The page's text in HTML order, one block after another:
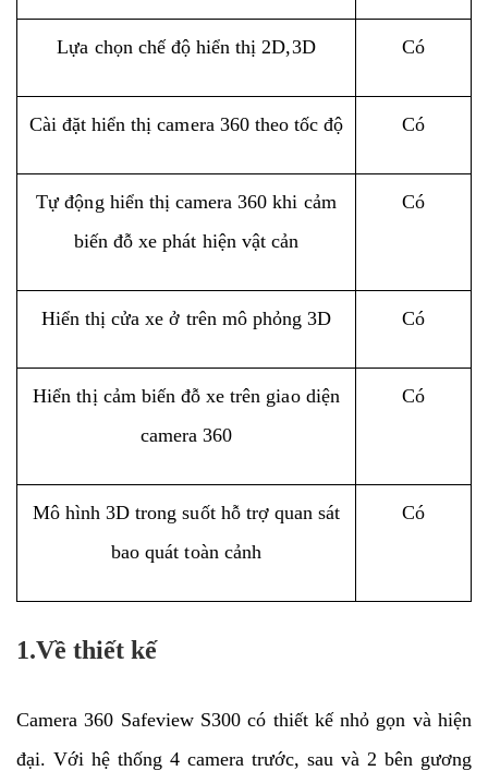
Lựa chọn chế độ hiển thị 2D,3D Có
Cài đặt hiển thị camera 360 theo tốc độ Có
Tự động hiển thị camera 360 khi cảm
biến đỗ xe phát hiện vật cản
Có
Hiển thị cửa xe ở trên mô phỏng 3D Có
Hiển thị cảm biến đỗ xe trên giao diện
camera 360
Có
Mô hình 3D trong suốt hỗ trợ quan sát
bao quát toàn cảnh
Có
1.Về thiết kế
Camera 360 Safeview S300 có thiết kế nhỏ gọn và hiện
đại. Với hệ thống 4 camera trước, sau và 2 bên gương